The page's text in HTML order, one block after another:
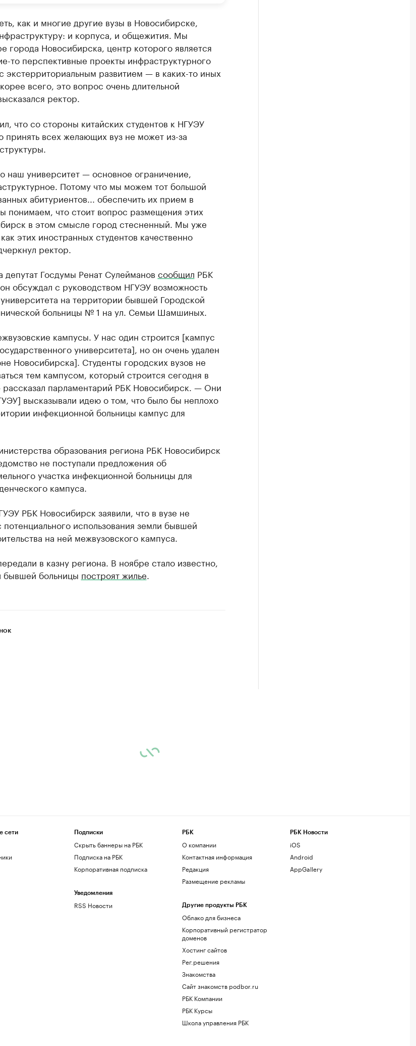
как и многие другие вузы в Новосибирске,
и корпуса, и общежития. Мы
города Новосибирска, центр которого является
то перспективные проекты инфраструктурного
экстерриториальным развитием — в каких-то иных
всего, это вопрос очень длительной
ректор.
что со стороны китайских студентов к НГУЭУ
принять всех желающих вуз не может из-за
наш университет — основное ограничение,
Потому что мы можем тот большой
абитуриентов... обеспечить их прием в
понимаем, что стоит вопрос размещения этих
в этом смысле город стесненный. Мы уже
этих иностранных студентов качественно
ректор.
депутат Госдумы Ренат Сулейманов сообщил РБК
обсуждал с руководством НГУЭУ возможность
на территории бывшей Городской
больницы № 1 на ул. Семьи Шамшиных.
кампусы. У нас один строится [кампус
университета], но он очень удален
Новосибирска]. Студенты городских вузов не
тем кампусом, который строится сегодня в
парламентарий РБК Новосибирск. — Они
высказывали идею о том, что было бы неплохо
инфекционной больницы кампус для
образования региона РБК Новосибирск
не поступали предложения об
участка инфекционной больницы для
кампуса.
РБК Новосибирск заявили, что в вузе не
использования земли бывшей
на ней межвузовского кампуса.
в казну региона. В ноябре стало известно,
бывшей больницы построят жилье
сети Подписки
Скрыть баннеры на РБК
Подписка на РБК
Корпоративная подписка
Уведомления
RSS Новости
РБК
О компании
Контактная информация
Редакция
Размещение рекламы
Другие продукты РБК
Облако для бизнеса
Корпоративный регистратор
доменов
Хостинг сайтов
Рег.решения
Знакомства
Сайт знакомств podbor.ru
РБК Компании
РБК Курсы
Школа управления РБК
РБК Новости
iOS
Android
AppGallery